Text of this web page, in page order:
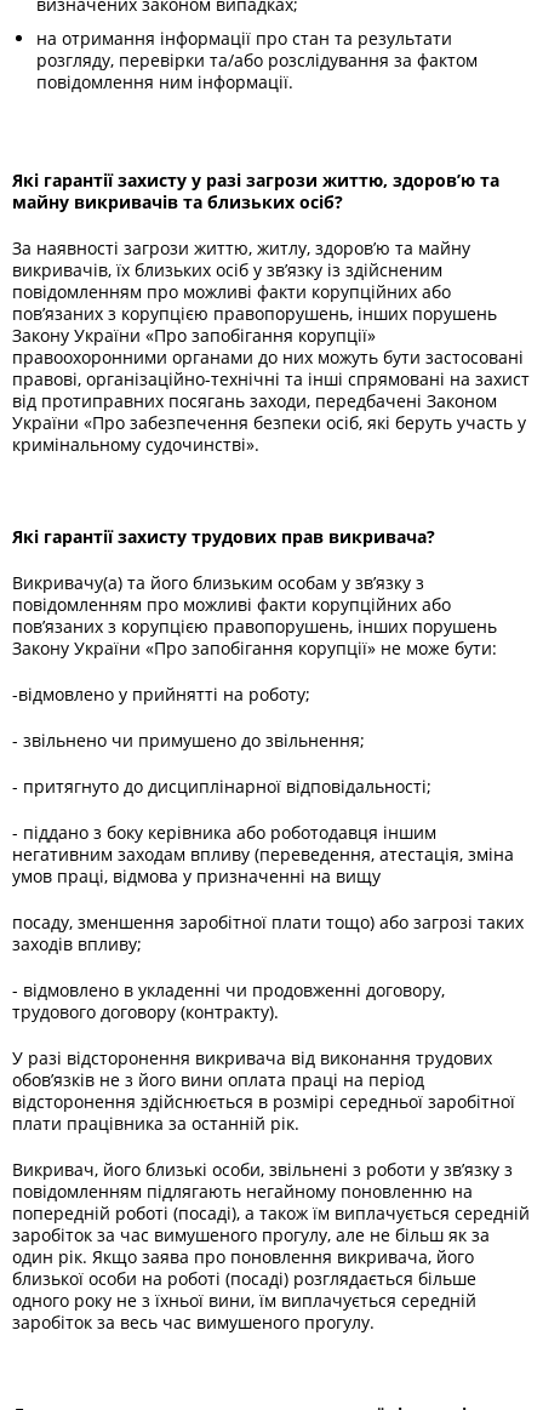
на отримання інформації про стан та результати
розгляду, перевірки та/або розслідування за фактом
повідомлення ним інформації.
Які гарантії захисту у разі загрози життю, здоров’ю та
майну викривачів та близьких осіб?
За наявності загрози життю, житлу, здоров’ю та майну
викривачів, їх близьких осіб у зв’язку із здійсненим
повідомленням про можливі факти корупційних або
пов’язаних з корупцією правопорушень, інших порушень
Закону України «Про запобігання корупції»
правоохоронними органами до них можуть бути застосовані
правові, організаційно-технічні та інші спрямовані на захист
від протиправних посягань заходи, передбачені Законом
України «Про забезпечення безпеки осіб, які беруть участь у
кримінальному судочинстві».
Які гарантії захисту трудових прав викривача?
Викривачу(а) та його близьким особам у зв’язку з
повідомленням про можливі факти корупційних або
пов’язаних з корупцією правопорушень, інших порушень
Закону України «Про запобігання корупції» не може бути:
-відмовлено у прийнятті на роботу;
- звільнено чи примушено до звільнення;
- притягнуто до дисциплінарної відповідальності;
- піддано з боку керівника або роботодавця іншим
негативним заходам впливу (переведення, атестація, зміна
умов праці, відмова у призначенні на вищу
посаду, зменшення заробітної плати тощо) або загрозі таких
заходів впливу;
- відмовлено в укладенні чи продовженні договору,
трудового договору (контракту).
У разі відсторонення викривача від виконання трудових
обов’язків не з його вини оплата праці на період
відсторонення здійснюється в розмірі середньої заробітної
плати працівника за останній рік.
Викривач, його близькі особи, звільнені з роботи у зв’язку з
повідомленням підлягають негайному поновленню на
попередній роботі (посаді), а також їм виплачується середній
заробіток за час вимушеного прогулу, але не більш як за
один рік. Якщо заява про поновлення викривача, його
близької особи на роботі (посаді) розглядається більше
одного року не з їхньої вини, їм виплачується середній
заробіток за весь час вимушеного прогулу.